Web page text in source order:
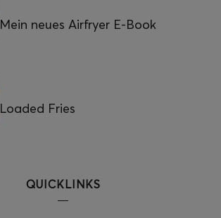
Mein neues Airfryer E-Book
Loaded Fries
QUICKLINKS